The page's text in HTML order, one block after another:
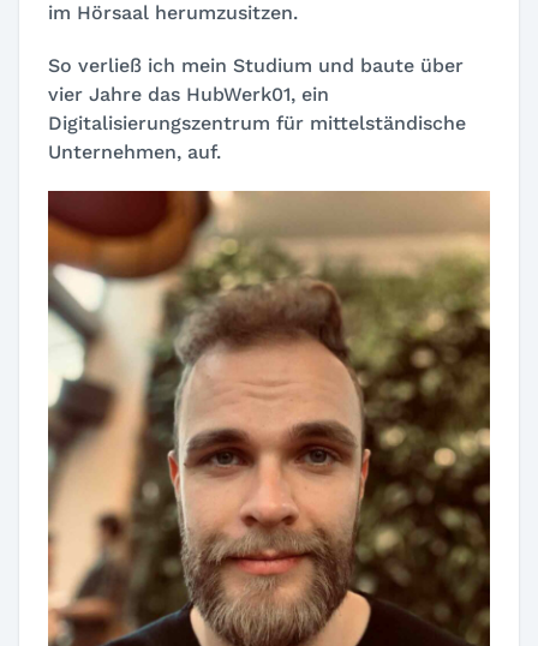
im Hörsaal herumzusitzen.
So verließ ich mein Studium und baute über
vier Jahre das HubWerk01, ein
Digitalisierungszentrum für mittelständische
Unternehmen, auf.